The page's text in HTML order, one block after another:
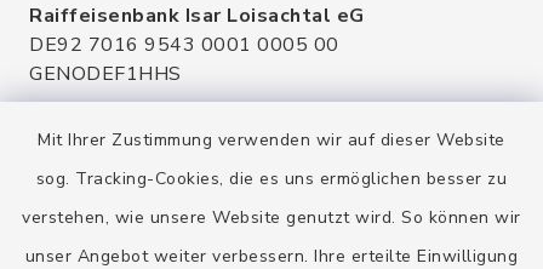
Mit Ihrer Zustimmung verwenden wir auf dieser Website
sog. Tracking-Cookies, die es uns ermöglichen besser zu
verstehen, wie unsere Website genutzt wird. So können wir
unser Angebot weiter verbessern. Ihre erteilte Einwilligung
Raiffeisenbank Isar Loisachtal eG
DE92 7016 9543 0001 0005 00
GENODEF1HHS
DE20 7002 0270 3630 1010 09
HYVEDEMMXXX